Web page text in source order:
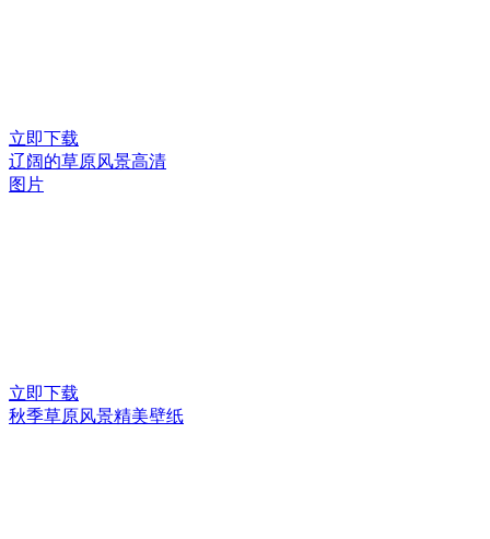
立即下载
辽阔的草原风景高清
图片
立即下载
秋季草原风景精美壁纸